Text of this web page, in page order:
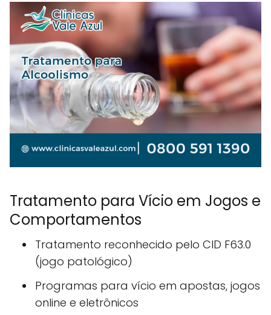
Tratamento para Vício em Jogos e
Comportamentos
Tratamento reconhecido pelo CID F63.0
(jogo patológico)
Programas para vício em apostas, jogos
online e eletrônicos